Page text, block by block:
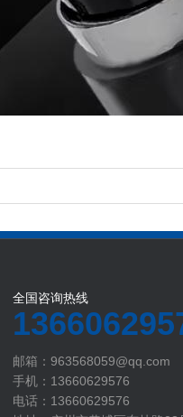
全国咨询热线
邮箱：963568059@qq.com
手机：13660629576
电话：13660629576